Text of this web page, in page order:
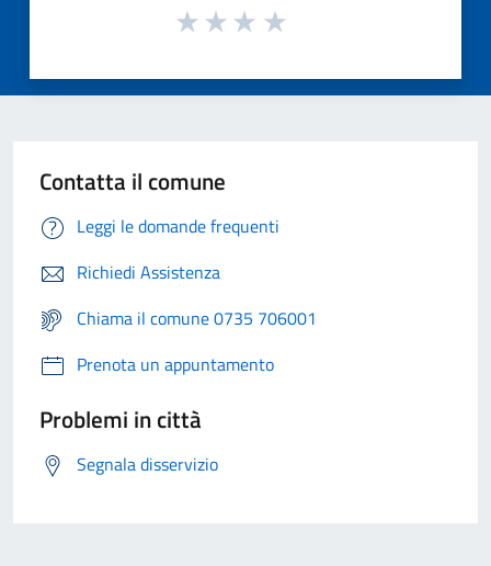
Contatta il comune
Leggi le domande frequenti
Richiedi Assistenza
Chiama il comune 0735 706001
Prenota un appuntamento
Problemi in città
Segnala disservizio